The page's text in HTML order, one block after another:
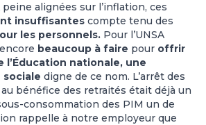
alignées sur l’inflation, ces
insuffisantes compte tenu des
les personnels. Pour l’UNSA
beaucoup à faire pour offrir
l’Éducation nationale, une
sociale digne de ce nom. L’arrêt des
bénéfice des retraités était déjà un
consommation des PIM un de
rappelle à notre employeur que